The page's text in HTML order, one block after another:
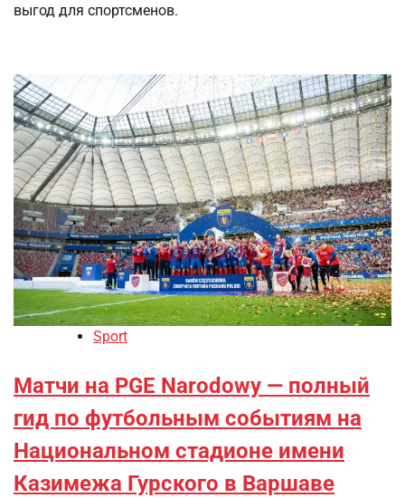
выгод для спортсменов.
Sport
Матчи на PGE Narodowy — полный
гид по футбольным событиям на
Национальном стадионе имени
Казимежа Гурского в Варшаве